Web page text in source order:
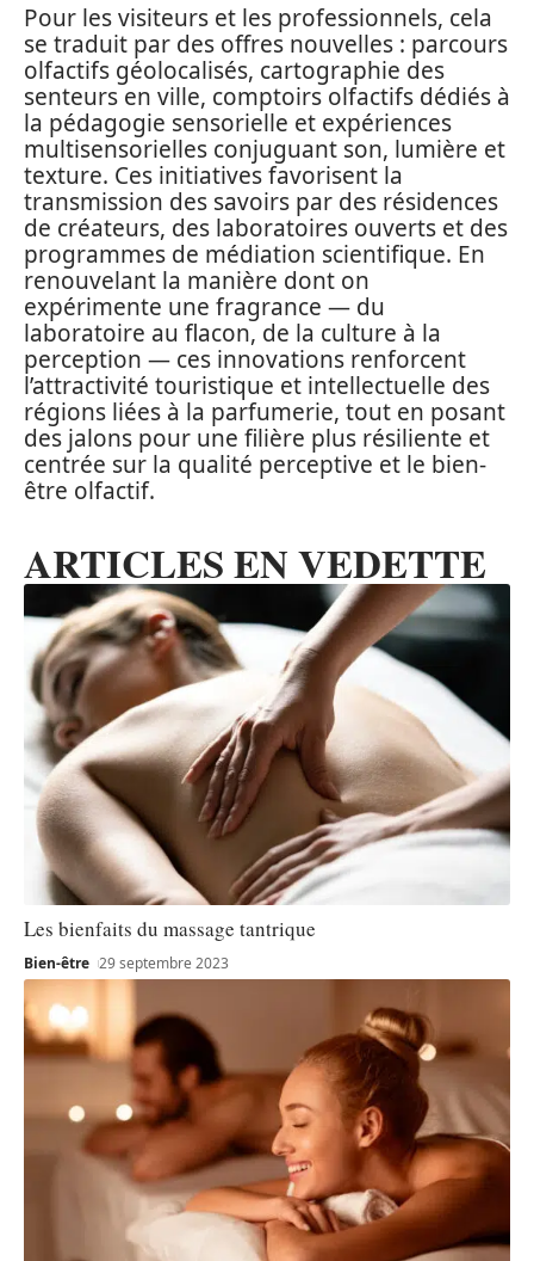
Pour les visiteurs et les professionnels, cela
se traduit par des offres nouvelles : parcours
olfactifs géolocalisés, cartographie des
senteurs en ville, comptoirs olfactifs dédiés à
la pédagogie sensorielle et expériences
multisensorielles conjuguant son, lumière et
texture. Ces initiatives favorisent la
transmission des savoirs par des résidences
de créateurs, des laboratoires ouverts et des
programmes de médiation scientifique. En
renouvelant la manière dont on
expérimente une fragrance — du
laboratoire au flacon, de la culture à la
perception — ces innovations renforcent
l’attractivité touristique et intellectuelle des
régions liées à la parfumerie, tout en posant
des jalons pour une filière plus résiliente et
centrée sur la qualité perceptive et le bien-
être olfactif.
ARTICLES EN VEDETTE
Les bienfaits du massage tantrique
Bien-être 29 septembre 2023